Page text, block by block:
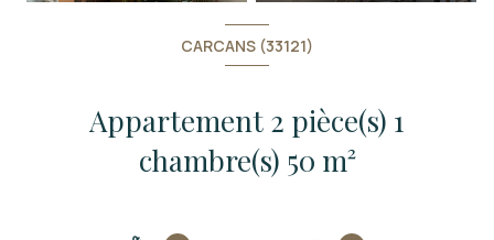
CARCANS (33121)
Appartement 2 pièce(s) 1
chambre(s) 50 m²